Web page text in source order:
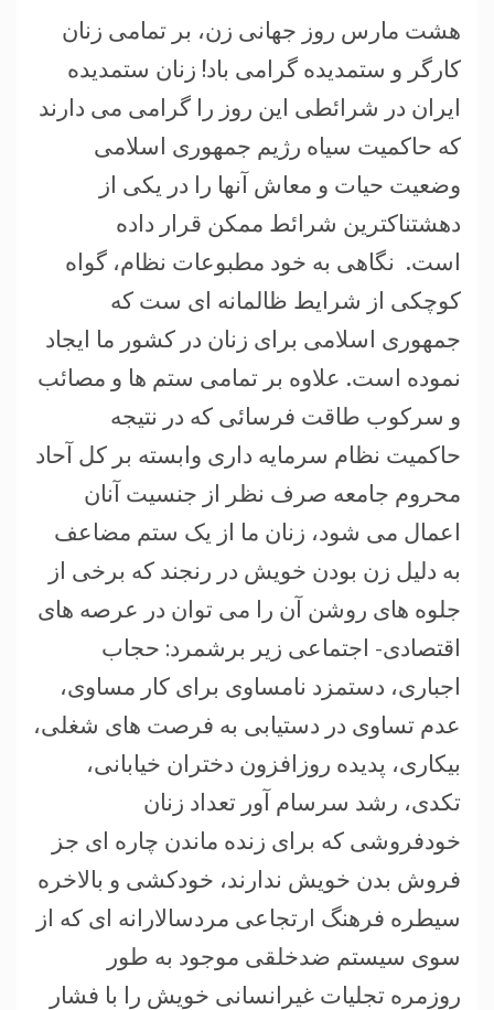
هشت مارس روز جهانی زن، بر تمامی زنان
کارگر و ستمدیده گرامی باد! زنان ستمدیده
ایران در شرائطی این روز را گرامی می دارند
که حاکمیت سیاه رژیم جمهوری اسلامی
وضعیت حیات و معاش آنها را در یکی از
دهشتناکترین شرائط ممکن قرار داده
است. نگاهی به خود مطبوعات نظام، گواه
کوچکی از شرایط ظالمانه ای ست که
جمهوری اسلامی برای زنان در کشور ما ایجاد
نموده است. علاوه بر تمامی ستم ها و مصائب
و سرکوب طاقت فرسائی که در نتیجه
حاکمیت نظام سرمایه داری وابسته بر کل آحاد
محروم جامعه صرف نظر از جنسیت آنان
اعمال می شود، زنان ما از یک ستم مضاعف
به دلیل زن بودن خویش در رنجند که برخی از
جلوه های روشن آن را می توان در عرصه های
اقتصادی- اجتماعی زیر برشمرد: حجاب
اجباری، دستمزد نامساوی برای کار مساوی،
عدم تساوی در دستیابی به فرصت های شغلی،
بیکاری، پدیده روزافزون دختران خیابانی،
تکدی، رشد سرسام آور تعداد زنان
خودفروشی که برای زنده ماندن چاره ای جز
فروش بدن خویش ندارند، خودکشی و بالاخره
سیطره فرهنگ ارتجاعی مردسالارانه ای که از
سوی سیستم ضدخلقی موجود به طور
روزمره تجلیات غیرانسانی خویش را با فشار